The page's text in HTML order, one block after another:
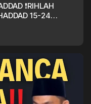
❗RIHLAH
15-24